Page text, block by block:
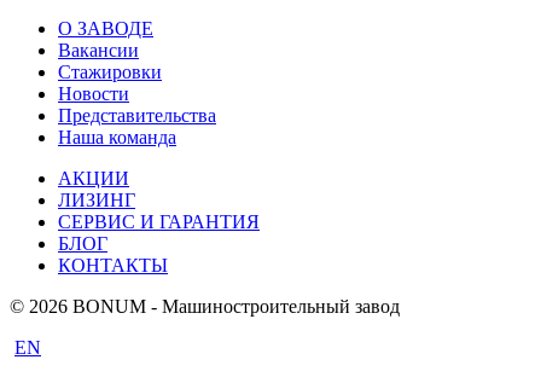
О ЗАВОДЕ
Вакансии
Стажировки
Новости
Представительства
Наша команда
АКЦИИ
ЛИЗИНГ
СЕРВИС И ГАРАНТИЯ
БЛОГ
КОНТАКТЫ
© 2026 BONUM - Машиностроительный завод
EN